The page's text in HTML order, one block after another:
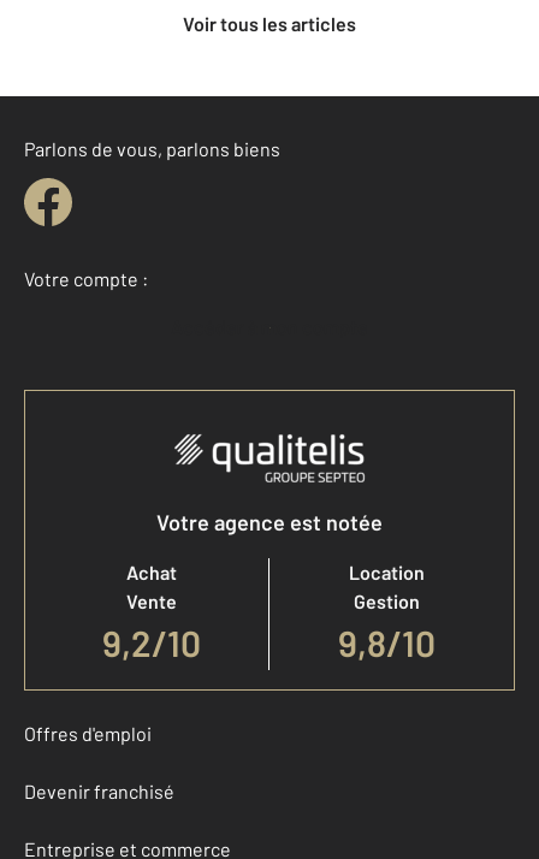
Voir tous les articles
Parlons de vous, parlons biens
Votre compte :
Accéder à mon compte
Votre agence est notée
Achat
Vente
9,2/10
Location
Gestion
9,8/10
Offres d'emploi
Devenir franchisé
Entreprise et commerce